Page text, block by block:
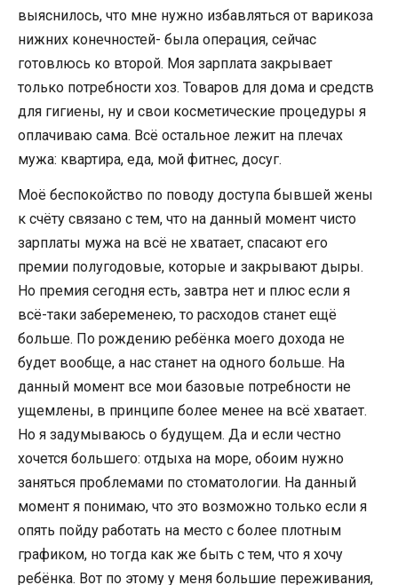
выяснилось, что мне нужно избавляться от варикоза
нижних конечностей- была операция, сейчас
готовлюсь ко второй. Моя зарплата закрывает
только потребности хоз. Товаров для дома и средств
для гигиены, ну и свои косметические процедуры я
оплачиваю сама. Всё остальное лежит на плечах
мужа: квартира, еда, мой фитнес, досуг.
Моё беспокойство по поводу доступа бывшей жены
к счёту связано с тем, что на данный момент чисто
зарплаты мужа на всё не хватает, спасают его
премии полугодовые, которые и закрывают дыры.
Но премия сегодня есть, завтра нет и плюс если я
всё-таки забеременею, то расходов станет ещё
больше. По рождению ребёнка моего дохода не
будет вообще, а нас станет на одного больше. На
данный момент все мои базовые потребности не
ущемлены, в принципе более менее на всё хватает.
Но я задумываюсь о будущем. Да и если честно
хочется большего: отдыха на море, обоим нужно
заняться проблемами по стоматологии. На данный
момент я понимаю, что это возможно только если я
опять пойду работать на место с более плотным
графиком, но тогда как же быть с тем, что я хочу
ребёнка. Вот по этому у меня большие переживания,